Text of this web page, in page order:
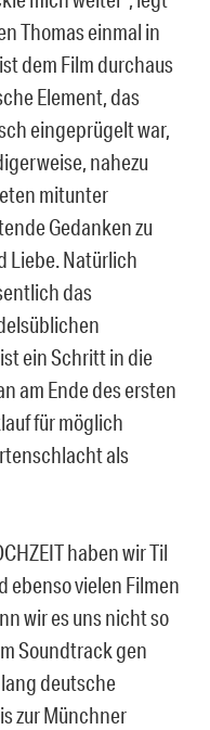
Thomas einmal in
dem Film durchaus
Element, das
eingeprügelt war,
nahezu
mitunter
Gedanken zu
Liebe. Natürlich
das
ein Schritt in die
am Ende des ersten
für möglich
als
haben wir Til
ebenso vielen Filmen
wir es uns nicht so
Soundtrack gen
deutsche
zur Münchner